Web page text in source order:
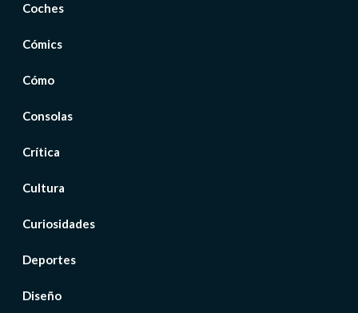
Coches
Cómics
Cómo
Consolas
Crítica
Cultura
Curiosidades
Deportes
Diseño